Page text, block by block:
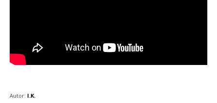
Autor: I.K.